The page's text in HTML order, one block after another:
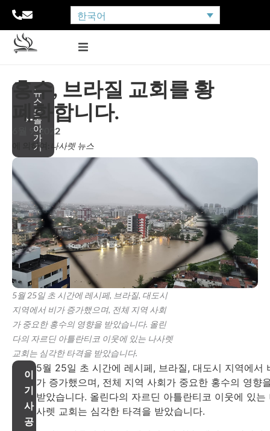
한국어
뉴
스
로
돌
아
가
기
홍수, 브라질 교회를 황
폐화합니다.
6월 9, 2022
에 의하여: 나사렛 뉴스
5월 25일 초 시간에 레시페, 브라질, 대도시
지역에서 비가 증가했으며, 전체 지역 사회
가 중요한 홍수의 영향을 받았습니다. 올린
다의 자르딘 아틀란티코 이웃에 있는 나사렛
교회는 심각한 타격을 받았습니다.
이
기
사
공
5월 25일 초 시간에 레시페, 브라질, 대도시 지역에서
가 증가했으며, 전체 지역 사회가 중요한 홍수의 영향
받았습니다. 올린다의 자르딘 아틀란티코 이웃에 있는
사렛 교회는 심각한 타격을 받았습니다.